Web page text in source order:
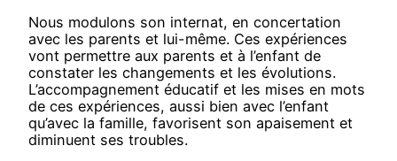
Nous modulons son internat, en concertation
avec les parents et lui-même. Ces expériences
vont permettre aux parents et à l’enfant de
constater les changements et les évolutions.
L’accompagnement éducatif et les mises en mots
de ces expériences, aussi bien avec l’enfant
qu’avec la famille, favorisent son apaisement et
diminuent ses troubles.